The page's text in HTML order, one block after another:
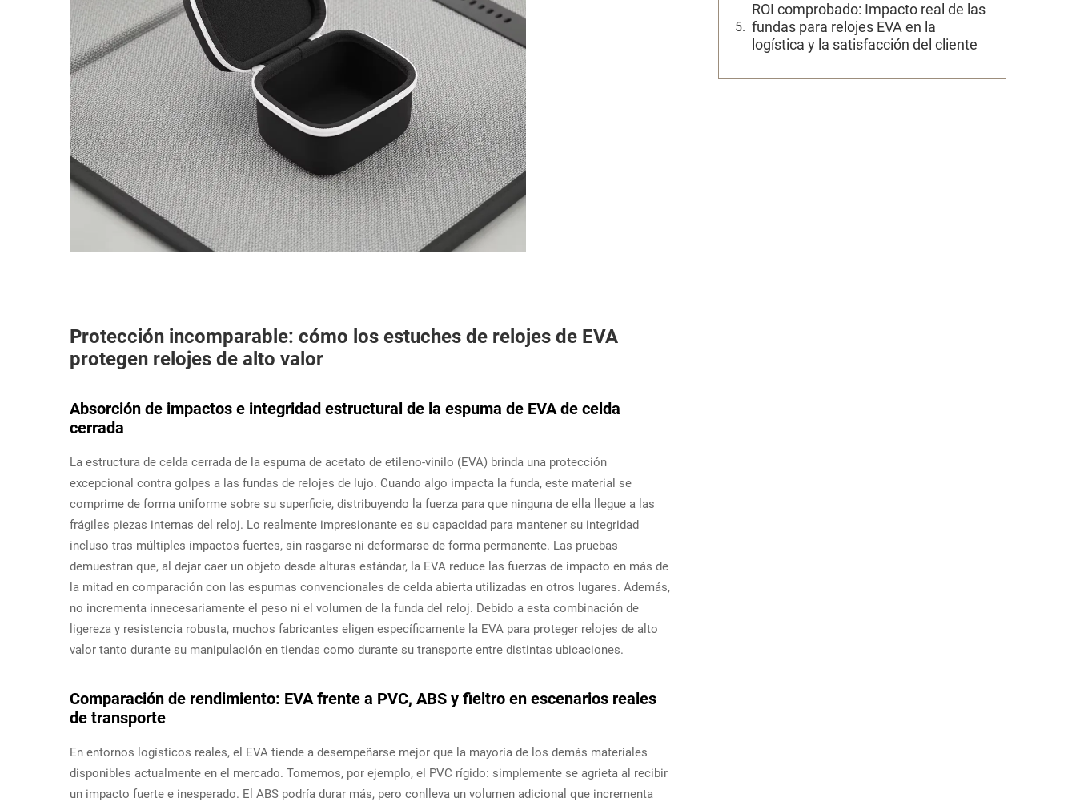
Protección incomparable: cómo los estuches de relojes de EVA
protegen relojes de alto valor
Absorción de impactos e integridad estructural de la espuma de EVA de celda
cerrada
La estructura de celda cerrada de la espuma de acetato de etileno-vinilo (EVA) brinda una protección
excepcional contra golpes a las fundas de relojes de lujo. Cuando algo impacta la funda, este material se
comprime de forma uniforme sobre su superficie, distribuyendo la fuerza para que ninguna de ella llegue a las
frágiles piezas internas del reloj. Lo realmente impresionante es su capacidad para mantener su integridad
incluso tras múltiples impactos fuertes, sin rasgarse ni deformarse de forma permanente. Las pruebas
demuestran que, al dejar caer un objeto desde alturas estándar, la EVA reduce las fuerzas de impacto en más de
la mitad en comparación con las espumas convencionales de celda abierta utilizadas en otros lugares. Además,
no incrementa innecesariamente el peso ni el volumen de la funda del reloj. Debido a esta combinación de
ligereza y resistencia robusta, muchos fabricantes eligen específicamente la EVA para proteger relojes de alto
valor tanto durante su manipulación en tiendas como durante su transporte entre distintas ubicaciones.
Comparación de rendimiento: EVA frente a PVC, ABS y fieltro en escenarios reales
de transporte
En entornos logísticos reales, el EVA tiende a desempeñarse mejor que la mayoría de los demás materiales
disponibles actualmente en el mercado. Tomemos, por ejemplo, el PVC rígido: simplemente se agrieta al recibir
un impacto fuerte e inesperado. El ABS podría durar más, pero conlleva un volumen adicional que incrementa
ROI comprobado: Impacto real de las
fundas para relojes EVA en la
logística y la satisfacción del cliente